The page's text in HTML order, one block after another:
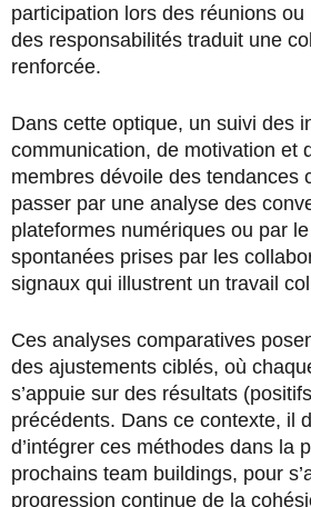
participation lors des réunions
des responsabilités traduit une
renforcée.
Dans cette optique, un suivi des
communication, de motivation et
membres dévoile des tendances
passer par une analyse des
plateformes numériques ou par
spontanées prises par les
signaux qui illustrent un travail
Ces analyses comparatives
des ajustements ciblés, où
s’appuie sur des résultats
précédents. Dans ce contexte, il
d’intégrer ces méthodes dans la
prochains team buildings, pour
progression continue de la